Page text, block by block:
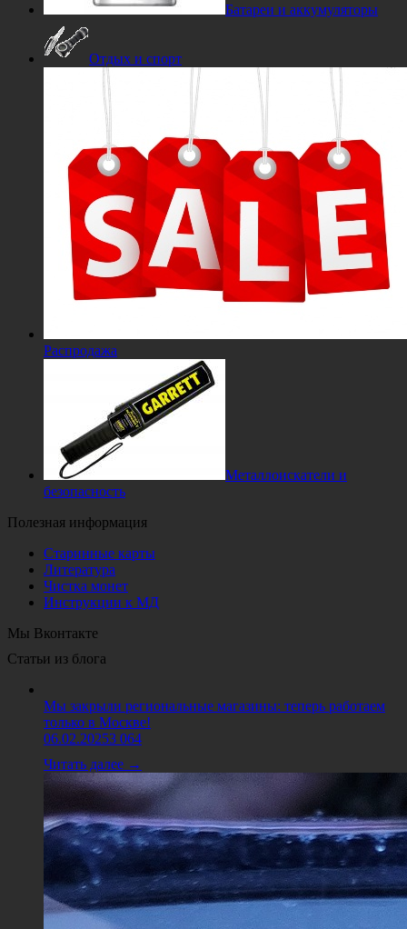
Батареи и аккумуляторы
Отдых и спорт
Распродажа
Металлоискатели и
безопасность
Полезная информация
Старинные карты
Литература
Чистка монет
Инструкции к МД
Мы Вконтакте
Статьи из блога
Мы закрыли региональные магазины: теперь работаем
только в Москве!
06.02.20253 064
Читать далее →